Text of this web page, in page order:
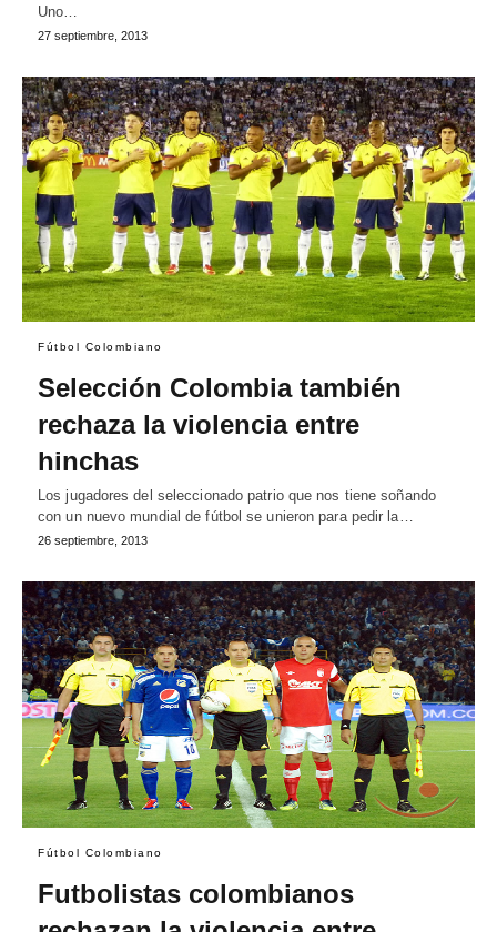
Uno…
27 septiembre, 2013
Fútbol Colombiano
Selección Colombia también
rechaza la violencia entre
hinchas
Los jugadores del seleccionado patrio que nos tiene soñando
con un nuevo mundial de fútbol se unieron para pedir la…
26 septiembre, 2013
Fútbol Colombiano
Futbolistas colombianos